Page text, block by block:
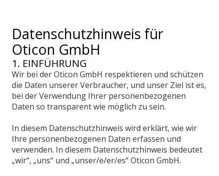
Datenschutzhinweis für
Oticon GmbH
1. EINFÜHRUNG
Wir bei der Oticon GmbH respektieren und schützen
die Daten unserer Verbraucher, und unser Ziel ist es,
bei der Verwendung Ihrer personenbezogenen
Daten so transparent wie möglich zu sein.
In diesem Datenschutzhinweis wird erklärt, wie wir
Ihre personenbezogenen Daten erfassen und
verwenden. In diesem Datenschutzhinweis bedeutet
„wir“, „uns“ und „unser/e/er/es“ Oticon GmbH.